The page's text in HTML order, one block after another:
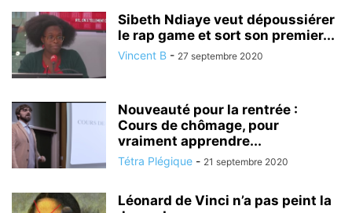
Sibeth Ndiaye veut dépoussiérer
le rap game et sort son premier...
Vincent B - 27 septembre 2020
Nouveauté pour la rentrée :
Cours de chômage, pour
vraiment apprendre...
Tétra Plégique - 21 septembre 2020
Léonard de Vinci n’a pas peint la